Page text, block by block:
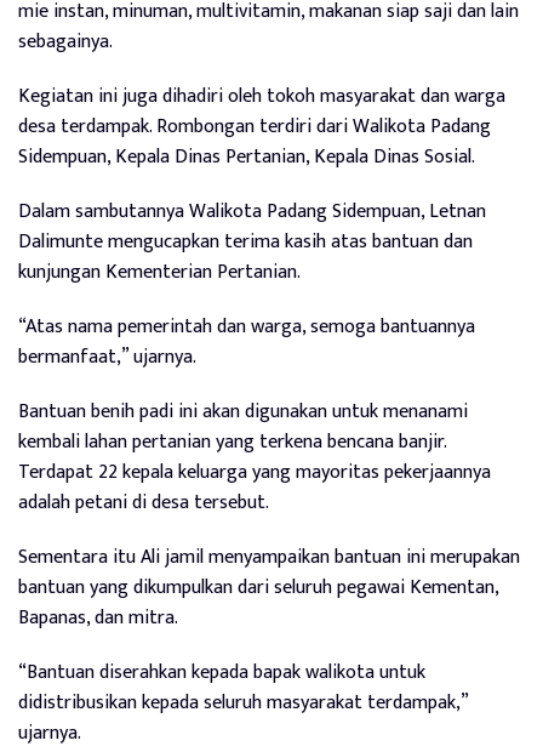
mie instan, minuman, multivitamin, makanan siap saji dan lain
sebagainya.
Kegiatan ini juga dihadiri oleh tokoh masyarakat dan warga
desa terdampak. Rombongan terdiri dari Walikota Padang
Sidempuan, Kepala Dinas Pertanian, Kepala Dinas Sosial.
Dalam sambutannya Walikota Padang Sidempuan, Letnan
Dalimunte mengucapkan terima kasih atas bantuan dan
kunjungan Kementerian Pertanian.
“Atas nama pemerintah dan warga, semoga bantuannya
bermanfaat,” ujarnya.
Bantuan benih padi ini akan digunakan untuk menanami
kembali lahan pertanian yang terkena bencana banjir.
Terdapat 22 kepala keluarga yang mayoritas pekerjaannya
adalah petani di desa tersebut.
Sementara itu Ali jamil menyampaikan bantuan ini merupakan
bantuan yang dikumpulkan dari seluruh pegawai Kementan,
Bapanas, dan mitra.
“Bantuan diserahkan kepada bapak walikota untuk
didistribusikan kepada seluruh masyarakat terdampak,”
ujarnya.